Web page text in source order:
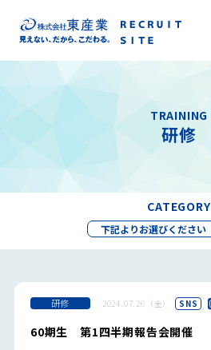
TRAINING
研修
CATEGORY
研修 2024.07.26（金） SNS
60期生 第1四半期報告会開催